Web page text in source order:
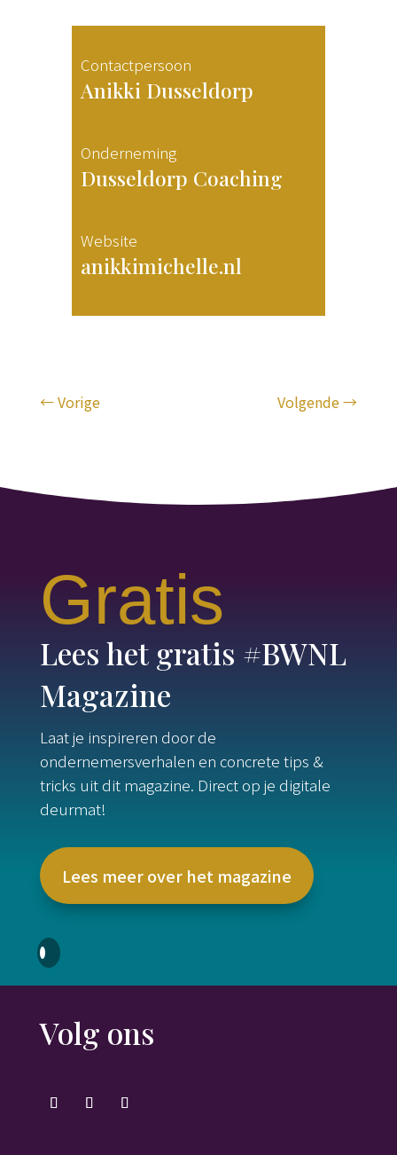
Contactpersoon
Anikki Dusseldorp
Onderneming
Dusseldorp Coaching
Website
anikkimichelle.nl
←Vorige Volgende→
Gratis
Lees het gratis #BWNL
Magazine
Laat je inspireren door de
ondernemersverhalen en concrete tips &
tricks uit dit magazine. Direct op je digitale
deurmat!
Lees meer over het magazine
Volg ons